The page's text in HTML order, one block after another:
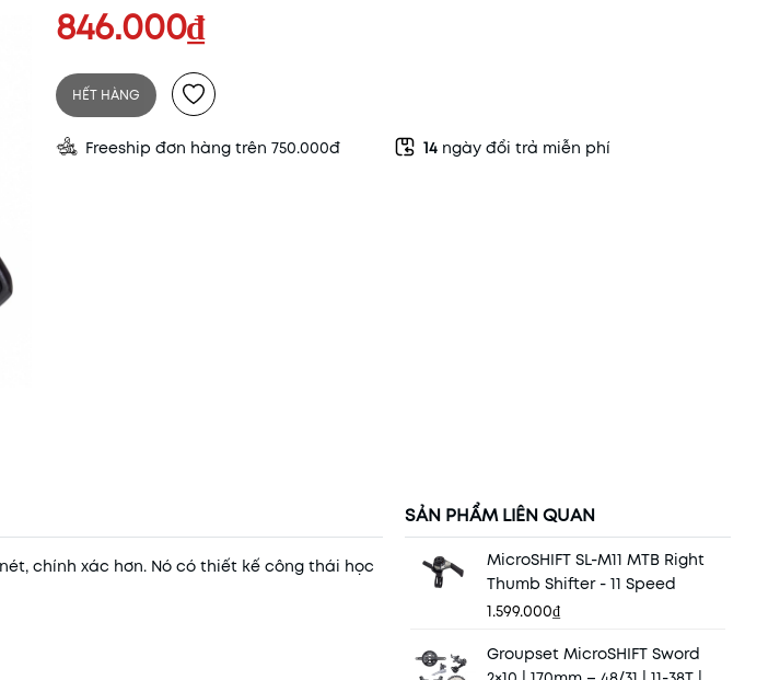
846.000₫
HẾT HÀNG
Freeship đơn hàng trên 750.000đ 14 ngày đổi trả miễn phí
chính xác hơn. Nó có thiết kế công thái học
SẢN PHẨM LIÊN QUAN
MicroSHIFT SL-M11 MTB Right
Thumb Shifter - 11 Speed
1.599.000₫
Groupset MicroSHIFT Sword